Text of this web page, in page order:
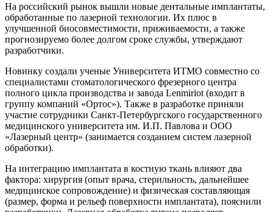
На российский рынок вышли новые дентальные имплантаты,
обработанные по лазерной технологии. Их плюс в
улучшенной биосовместимости, приживаемости, а также
прогнозируемо более долгом сроке службы, утверждают
разработчики.
Новинку создали ученые Университета ИТМО совместно со
специалистами стоматологического фрезерного центра
полного цикла производства и завода Lenmiriot (входит в
группу компаний «Ортос»). Также в разработке приняли
участие сотрудники Санкт-Петербургского государственного
медицинского университета им. И.П. Павлова и ООО
«Лазерный центр» (занимается созданием систем лазерной
обработки).
На интеграцию имплантата в костную ткань влияют два
фактора: хирургия (опыт врача, стерильность, дальнейшее
медицинское сопровождение) и физическая составляющая
(размер, форма и рельеф поверхности имплантата), пояснили